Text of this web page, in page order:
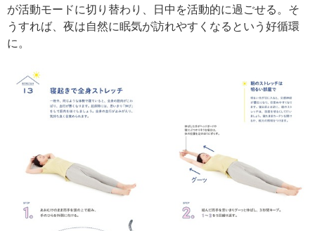
が活動モードに切り替わり、日中を活動的に過ごせる。そ
うすれば、夜は自然に眠気が訪れやすくなるという好循環
に。